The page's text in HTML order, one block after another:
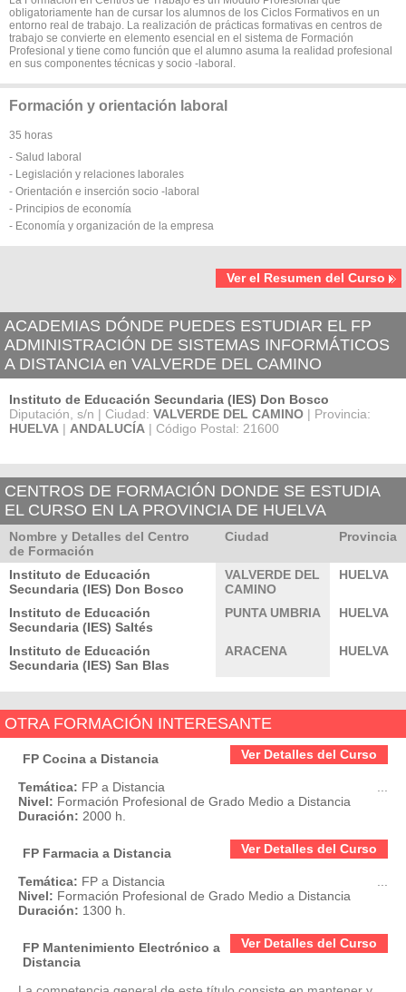
obligatoriamente han de cursar los alumnos de los Ciclos Formativos en un
entorno real de trabajo. La realización de prácticas formativas en centros de
trabajo se convierte en elemento esencial en el sistema de Formación
Profesional y tiene como función que el alumno asuma la realidad profesional
en sus componentes técnicas y socio -laboral.
Formación y orientación laboral
35 horas
- Salud laboral
- Legislación y relaciones laborales
- Orientación e inserción socio -laboral
- Principios de economía
- Economía y organización de la empresa
Ver el Resumen del Curso
ACADEMIAS DÓNDE PUEDES ESTUDIAR EL FP
ADMINISTRACIÓN DE SISTEMAS INFORMÁTICOS
A DISTANCIA en VALVERDE DEL CAMINO
Instituto de Educación Secundaria (IES) Don Bosco
Diputación, s/n | Ciudad: VALVERDE DEL CAMINO | Provincia:
HUELVA | ANDALUCÍA | Código Postal: 21600
CENTROS DE FORMACIÓN DONDE SE ESTUDIA
EL CURSO EN LA PROVINCIA DE HUELVA
Nombre y Detalles del Centro
de Formación
Ciudad Provincia
Instituto de Educación
Secundaria (IES) Don Bosco
VALVERDE DEL
CAMINO
HUELVA
Instituto de Educación
Secundaria (IES) Saltés
PUNTA UMBRIA HUELVA
Instituto de Educación
Secundaria (IES) San Blas
ARACENA HUELVA
OTRA FORMACIÓN INTERESANTE
Ver Detalles del Curso
FP Cocina a Distancia
Temática: FP a Distancia
Nivel: Formación Profesional de Grado Medio a Distancia
Duración: 2000 h.
Ver Detalles del Curso
FP Farmacia a Distancia
Temática: FP a Distancia
Nivel: Formación Profesional de Grado Medio a Distancia
Duración: 1300 h.
Ver Detalles del Curso
FP Mantenimiento Electrónico a
Distancia